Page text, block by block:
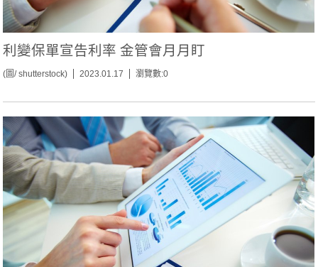
利變保單宣告利率 金管會月月盯
(圖/ shutterstock) 2023.01.17 瀏覽數:0